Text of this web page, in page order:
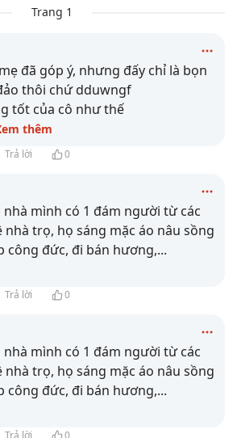
Trang 1
đã góp ý, nhưng đấy chỉ là bọn
thôi chứ dduwngf
tốt của cô như thế
thêm
Trả lời 0
mình có 1 đám người từ các
trọ, họ sáng mặc áo nâu sồng
công đức, đi bán hương,...
Trả lời 0
mình có 1 đám người từ các
trọ, họ sáng mặc áo nâu sồng
công đức, đi bán hương,...
Trả lời 0